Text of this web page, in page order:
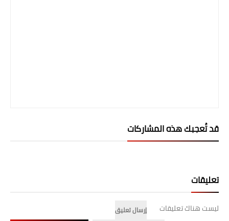
قد تُعجبك هذه المشاركات
تعليقات
ليست هناك تعليقات
إرسال تعليق